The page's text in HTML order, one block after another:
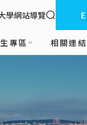
學網站導覽 全站搜索
專區 相關連結